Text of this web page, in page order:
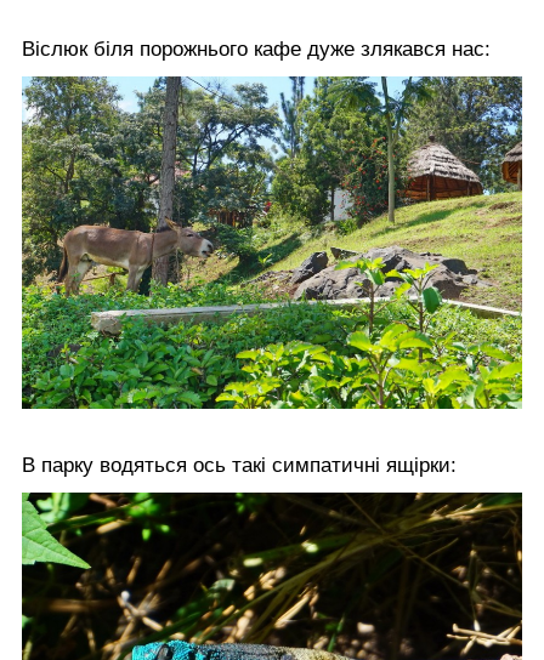
Віслюк біля порожнього кафе дуже злякався нас:
В парку водяться ось такі симпатичні ящірки: